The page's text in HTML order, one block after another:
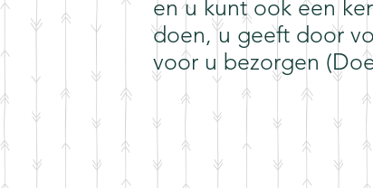
en u kunt ook een
doen, u geeft door
voor u bezorgen